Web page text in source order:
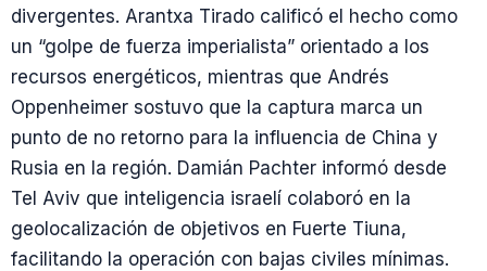
divergentes. Arantxa Tirado calificó el hecho como
un “golpe de fuerza imperialista” orientado a los
recursos energéticos, mientras que Andrés
Oppenheimer sostuvo que la captura marca un
punto de no retorno para la influencia de China y
Rusia en la región. Damián Pachter informó desde
Tel Aviv que inteligencia israelí colaboró en la
geolocalización de objetivos en Fuerte Tiuna,
facilitando la operación con bajas civiles mínimas.